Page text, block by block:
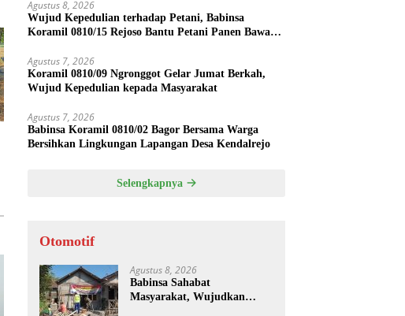
Agustus 8, 2026
Wujud Kepedulian terhadap Petani, Babinsa
Koramil 0810/15 Rejoso Bantu Petani Panen Bawang
Agustus 7, 2026
Koramil 0810/09 Ngronggot Gelar Jumat Berkah,
Wujud Kepedulian kepada Masyarakat
Agustus 7, 2026
Babinsa Koramil 0810/02 Bagor Bersama Warga
Bersihkan Lingkungan Lapangan Desa Kendalrejo
Selengkapnya
Otomotif
Agustus 8, 2026
Babinsa Sahabat
Masyarakat, Wujudkan